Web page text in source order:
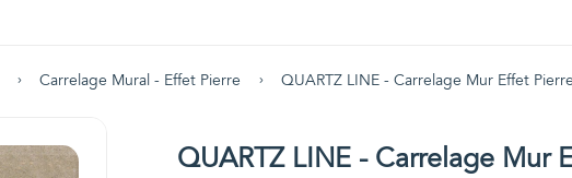
Carrelage Mural - Effet Pierre QUARTZ LINE - Carrelage Mur Effet
QUARTZ LINE - Carrelage Mur